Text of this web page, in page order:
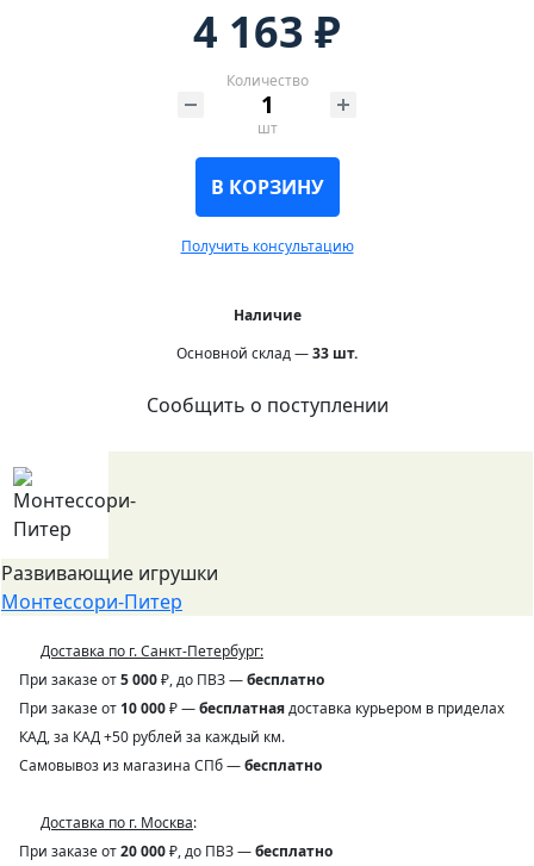
4 163 ₽
Количество
шт
В КОРЗИНУ
Получить консультацию
Наличие
Основной склад —33 шт.
Сообщить о поступлении
Развивающие игрушки
Монтессори-Питер
Доставка по г. Санкт-Петербург:
При заказе от5 000₽, до ПВЗ —бесплатно
При заказе от 10 000₽ —бесплатнаядоставка курьером в приделах
КАД, за КАД +50 рублей за каждый км.
Самовывоз из магазина СПб —бесплатно
Доставка по г. Москва:
При заказе от20 000₽, до ПВЗ —бесплатно